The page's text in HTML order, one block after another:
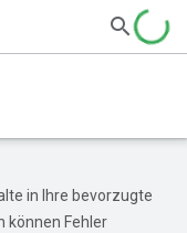
in Ihre bevorzugte
können Fehler